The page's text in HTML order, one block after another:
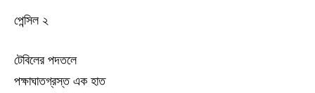
পেন্সিল ২
টেবিলের পদতলে
পক্ষাঘাতগ্রস্ত এক হাত